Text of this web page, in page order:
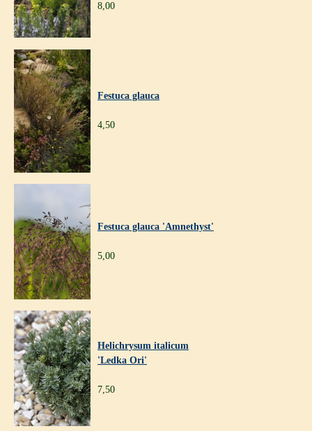
8,00
Festuca glauca
4,50
Festuca glauca 'Amnethyst'
5,00
Helichrysum italicum
'Ledka Ori'
7,50